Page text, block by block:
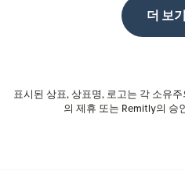
더 보기
표시된 상표, 상표명, 로고는 각 소유
의 제휴 또는 Remitly의 승